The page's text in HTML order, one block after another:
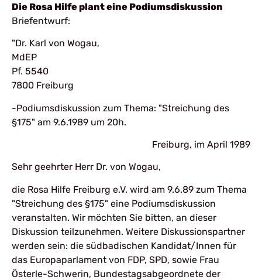
Die Rosa Hilfe plant eine Podiumsdiskussion
Briefentwurf:
"Dr. Karl von Wogau,
MdEP
Pf. 5540
7800 Freiburg
-Podiumsdiskussion zum Thema: "Streichung des
§175" am 9.6.1989 um 20h.
Freiburg, im April 1989
Sehr geehrter Herr Dr. von Wogau,
die Rosa Hilfe Freiburg e.V. wird am 9.6.89 zum Thema
"Streichung des §175" eine Podiumsdiskussion
veranstalten. Wir möchten Sie bitten, an dieser
Diskussion teilzunehmen. Weitere Diskussionspartner
werden sein: die südbadischen Kandidat/Innen für
das Europaparlament von FDP, SPD, sowie Frau
Österle-Schwerin, Bundestagsabgeordnete der